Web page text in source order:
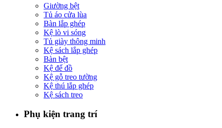
Giường bệt
Tủ áo cửa lùa
Bàn lắp ghép
Kệ lò vi sóng
Tủ giày thông minh
Kệ sách lắp ghép
Bàn bệt
Kệ để đồ
Kệ gỗ treo tường
Kệ thú lắp ghép
Kệ sách treo
Phụ kiện trang trí